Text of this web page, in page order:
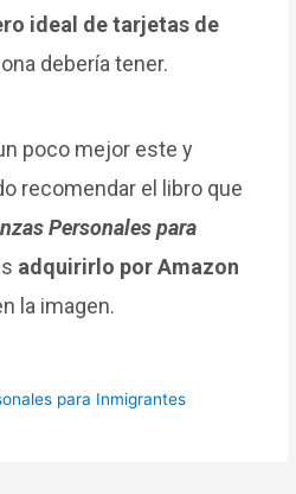
ideal de tarjetas de
debería tener.
poco mejor este y
recomendar el libro que
Personales para
adquirirlo por Amazon
la imagen.